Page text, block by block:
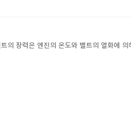
의 장력은 엔진의 온도와 밸트의 열화에